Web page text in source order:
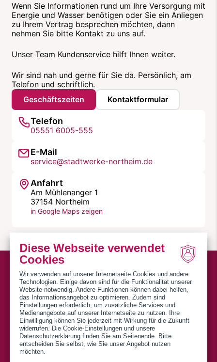
Wenn Sie Informationen rund um Ihre Versorgung mit
Energie und Wasser benötigen oder Sie ein Anliegen
zu Ihrem Vertrag besprechen möchten, dann
nehmen Sie bitte Kontakt zu uns auf.
Unser Team Kundenservice hilft Ihnen weiter.
Wir sind nah und gerne für Sie da. Persönlich, am
Telefon und schriftlich.
Geschäftszeiten
Kontaktformular
Telefon
05551 6005-555
E-Mail
service@stadtwerke-northeim.de
Anfahrt
Am Mühlenanger 1
37154 Northeim
in Google Maps zeigen
SWN Stadtwerke Northeim GmbH
Am Mühlenanger 1
37154 Northeim
Diese Webseite verwendet
Cookies
Wir verwenden auf unserer Internetseite Cookies und andere
Technologien. Einige davon sind für die Funktionalität unserer
Website notwendig. Andere Funktionen können dabei helfen,
das Informationsangebot zu optimieren. Zudem sind
Einstellungen erforderlich, um zusätzliche Services und
Medienangebote auf unserer Internetseite zu nutzen. Ihre
Einwilligung können Sie jederzeit mit Wirkung für die Zukunft
widerrufen. Die Cookie-Einstellungen und unsere
Datenschutzerklärung finden Sie am Seitenende. Bitte
entscheiden Sie selbst, wie Sie unser Angebot nutzen
möchten.